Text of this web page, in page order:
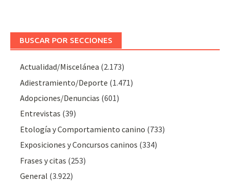
BUSCAR POR SECCIONES
Actualidad/Miscelánea (2.173)
Adiestramiento/Deporte (1.471)
Adopciones/Denuncias (601)
Entrevistas (39)
Etología y Comportamiento canino (733)
Exposiciones y Concursos caninos (334)
Frases y citas (253)
General (3.922)